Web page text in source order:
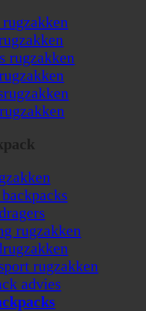
rugzakken
rugzakken
rugzakken
advies